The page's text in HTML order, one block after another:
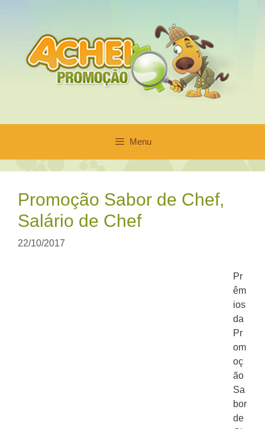
conteúdo
Menu
Promoção Sabor de Chef,
Salário de Chef
22/10/2017
Pr
êm
ios
da
Pr
om
oç
ão
Sa
bor
de